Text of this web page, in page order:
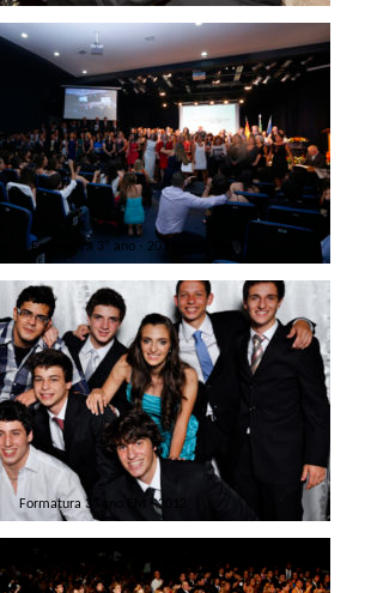
Formatura 3º ano - 2011
Formatura 3º ano EM - 2012